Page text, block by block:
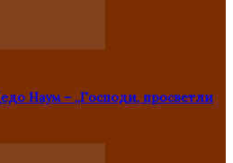
Наум – „Господи, просветли